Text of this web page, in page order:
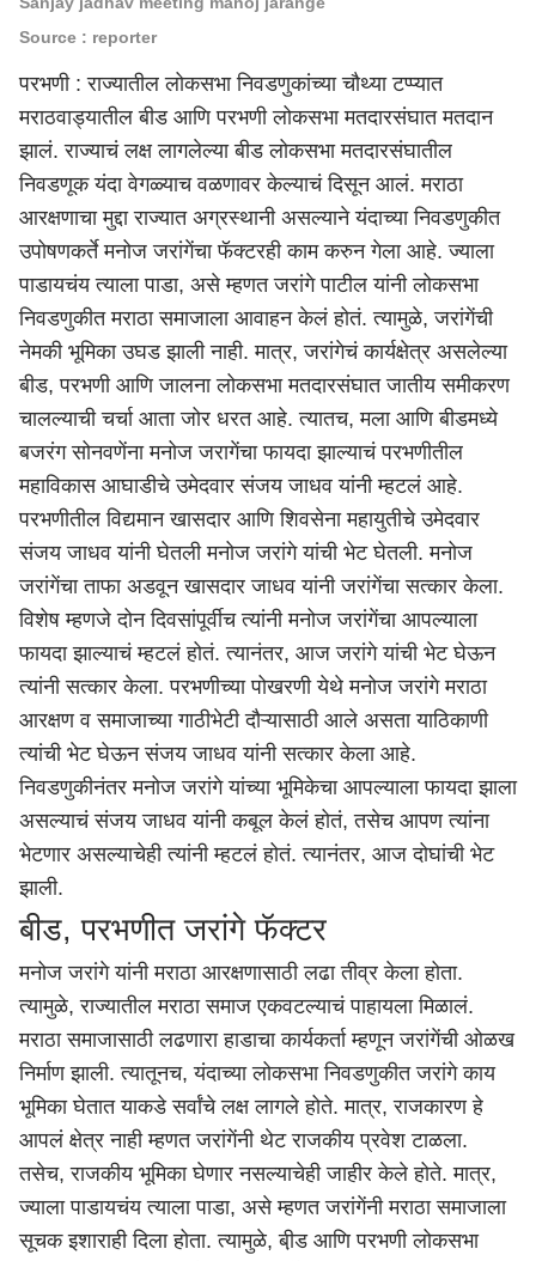
Source : reporter
परभणी : राज्यातील लोकसभा निवडणुकांच्या चौथ्या टप्प्यात
मराठवाड्यातील बीड आणि परभणी लोकसभा मतदारसंघात मतदान
झालं. राज्याचं लक्ष लागलेल्या बीड लोकसभा मतदारसंघातील
निवडणूक यंदा वेगळ्याच वळणावर केल्याचं दिसून आलं. मराठा
आरक्षणाचा मुद्दा राज्यात अग्रस्थानी असल्याने यंदाच्या निवडणुकीत
उपोषणकर्ते मनोज जरांगेंचा फॅक्टरही काम करुन गेला आहे. ज्याला
पाडायचंय त्याला पाडा, असे म्हणत जरांगे पाटील यांनी लोकसभा
निवडणुकीत मराठा समाजाला आवाहन केलं होतं. त्यामुळे, जरांगेंची
नेमकी भूमिका उघड झाली नाही. मात्र, जरांगेचं कार्यक्षेत्र असलेल्या
बीड, परभणी आणि जालना लोकसभा मतदारसंघात जातीय समीकरण
चालल्याची चर्चा आता जोर धरत आहे. त्यातच, मला आणि बीडमध्ये
बजरंग सोनवणेंना मनोज जरागेंचा फायदा झाल्याचं परभणीतील
महाविकास आघाडीचे उमेदवार संजय जाधव यांनी म्हटलं आहे.
परभणीतील विद्यमान खासदार आणि शिवसेना महायुतीचे उमेदवार
संजय जाधव यांनी घेतली मनोज जरांगे यांची भेट घेतली. मनोज
जरांगेंचा ताफा अडवून खासदार जाधव यांनी जरांगेंचा सत्कार केला.
विशेष म्हणजे दोन दिवसांपूर्वीच त्यांनी मनोज जरांगेंचा आपल्याला
फायदा झाल्याचं म्हटलं होतं. त्यानंतर, आज जरांगे यांची भेट घेऊन
त्यांनी सत्कार केला. परभणीच्या पोखरणी येथे मनोज जरांगे मराठा
आरक्षण व समाजाच्या गाठीभेटी दौऱ्यासाठी आले असता याठिकाणी
त्यांची भेट घेऊन संजय जाधव यांनी सत्कार केला आहे.
निवडणुकीनंतर मनोज जरांगे यांच्या भूमिकेचा आपल्याला फायदा झाला
असल्याचं संजय जाधव यांनी कबूल केलं होतं, तसेच आपण त्यांना
भेटणार असल्याचेही त्यांनी म्हटलं होतं. त्यानंतर, आज दोघांची भेट
झाली.
बीड, परभणीत जरांगे फॅक्टर
मनोज जरांगे यांनी मराठा आरक्षणासाठी लढा तीव्र केला होता.
त्यामुळे, राज्यातील मराठा समाज एकवटल्याचं पाहायला मिळालं.
मराठा समाजासाठी लढणारा हाडाचा कार्यकर्ता म्हणून जरांगेंची ओळख
निर्माण झाली. त्यातूनच, यंदाच्या लोकसभा निवडणुकीत जरांगे काय
भूमिका घेतात याकडे सर्वांचे लक्ष लागले होते. मात्र, राजकारण हे
आपलं क्षेत्र नाही म्हणत जरांगेंनी थेट राजकीय प्रवेश टाळला.
तसेच, राजकीय भूमिका घेणार नसल्याचेही जाहीर केले होते. मात्र,
ज्याला पाडायचंय त्याला पाडा, असे म्हणत जरांगेंनी मराठा समाजाला
सूचक इशाराही दिला होता. त्यामुळे, बी़ड आणि परभणी लोकसभा